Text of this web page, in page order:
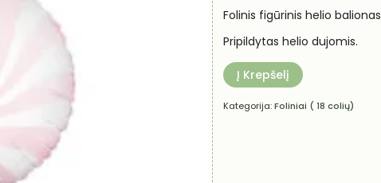
Folinis figūrinis helio balionas
Pripildytas helio dujomis.
Į Krepšelį
Kategorija:Foliniai ( 18 colių)